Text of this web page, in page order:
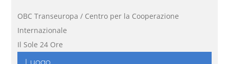
OBC Transeuropa / Centro per la Cooperazione
Internazionale
Il Sole 24 Ore